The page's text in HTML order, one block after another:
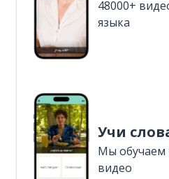
48000+
языка
Учи
Мы обучаем
видео